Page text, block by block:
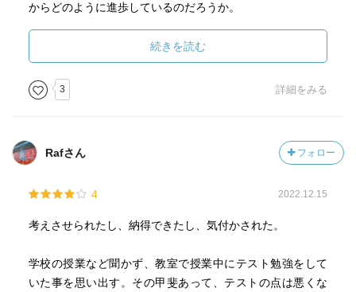
からどのように進歩しているのだろうか。
それから、学校の存在意義について。
わたしもすこーーしだけ教育界に関わる立場で、学校がど
んな場所であるのが良いのか考えたことがある。
なぜ必要なのだろう？
なぜ受験勉強は塾に頼ってしまうのだろう？
ろう。
ら、当事者の子どもたちはもっと意味を見いだせなくなっ
てしまうのではないだろうか。
続きを読む
3 詳細をみる
Rafさん フォロー
4 2022.12.15
考えさせられたし、納得できたし、気付かされた。
学校の授業など聞かず、教室で授業中にテスト勉強をして
いた事を思い出す。その甲斐あって、テストの点は悪くな